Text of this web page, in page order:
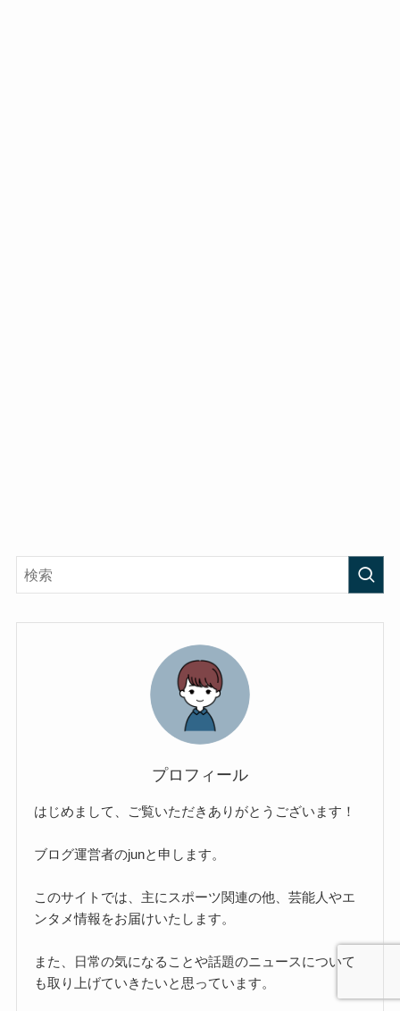
プロフィール
はじめまして、ご覧いただきありがとうございます！
ブログ運営者のjunと申します。
このサイトでは、主にスポーツ関連の他、芸能人やエ
ンタメ情報をお届けいたします。
また、日常の気になることや話題のニュースについて
も取り上げていきたいと思っています。